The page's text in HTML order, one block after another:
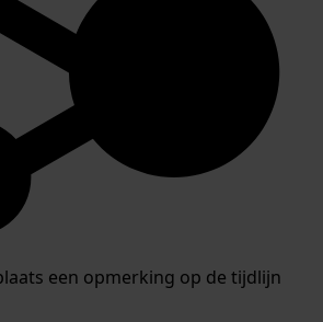
een opmerking op de tijdlijn